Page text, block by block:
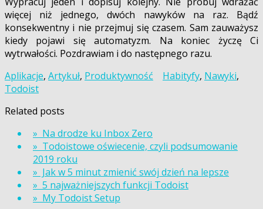
więcej niż jednego, dwóch nawyków na raz. Bądź
konsekwentny i nie przejmuj się czasem. Sam zauważysz
kiedy pojawi się automatyzm. Na koniec życzę Ci
wytrwałości. Pozdrawiam i do następnego razu.
Aplikacje, Artykuł, Produktywność Habityfy, Nawyki,
Todoist
Related posts
» Na drodze ku Inbox Zero
» Todoistowe oświecenie, czyli podsumowanie
2019 roku
» Jak w 5 minut zmienić swój dzień na lepsze
» 5 najważniejszych funkcji Todoist
» My Todoist Setup